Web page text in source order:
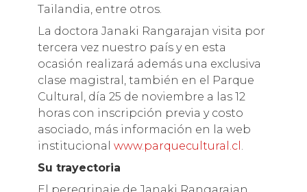
Tailandia, entre otros.
La doctora Janaki Rangarajan visita por
tercera vez nuestro país y en esta
ocasión realizará además una exclusiva
clase magistral, también en el Parque
Cultural, día 25 de noviembre a las 12
horas con inscripción previa y costo
asociado, más información en la web
institucional www.parquecultural.cl .
Su trayectoria